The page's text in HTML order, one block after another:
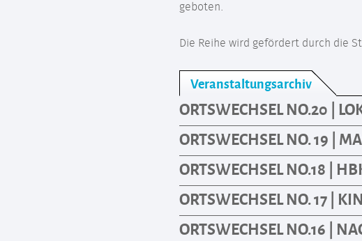
geboten.
Die Reihe wird gefördert durch die
Veranstaltungsarchiv
ORTSWECHSEL NO.20 |
ORTSWECHSEL NO. 19 |
ORTSWECHSEL NO.18 |
ORTSWECHSEL NO. 17 |
ORTSWECHSEL NO.16 |